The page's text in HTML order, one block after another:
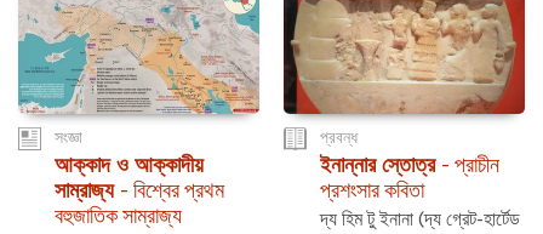
সংজ্ঞা
আক্কাদ ও আক্কাদীয়
সাম্রাজ্য - বিশ্বের প্রথম
বহুজাতিক সাম্রাজ্য
প্রবন্ধ
ইনান্নার স্তোত্র - প্রাচীন
প্রশংসার কবিতা
দ্য হিম টু ইনানা (দ্য গ্রেট-হার্টেড